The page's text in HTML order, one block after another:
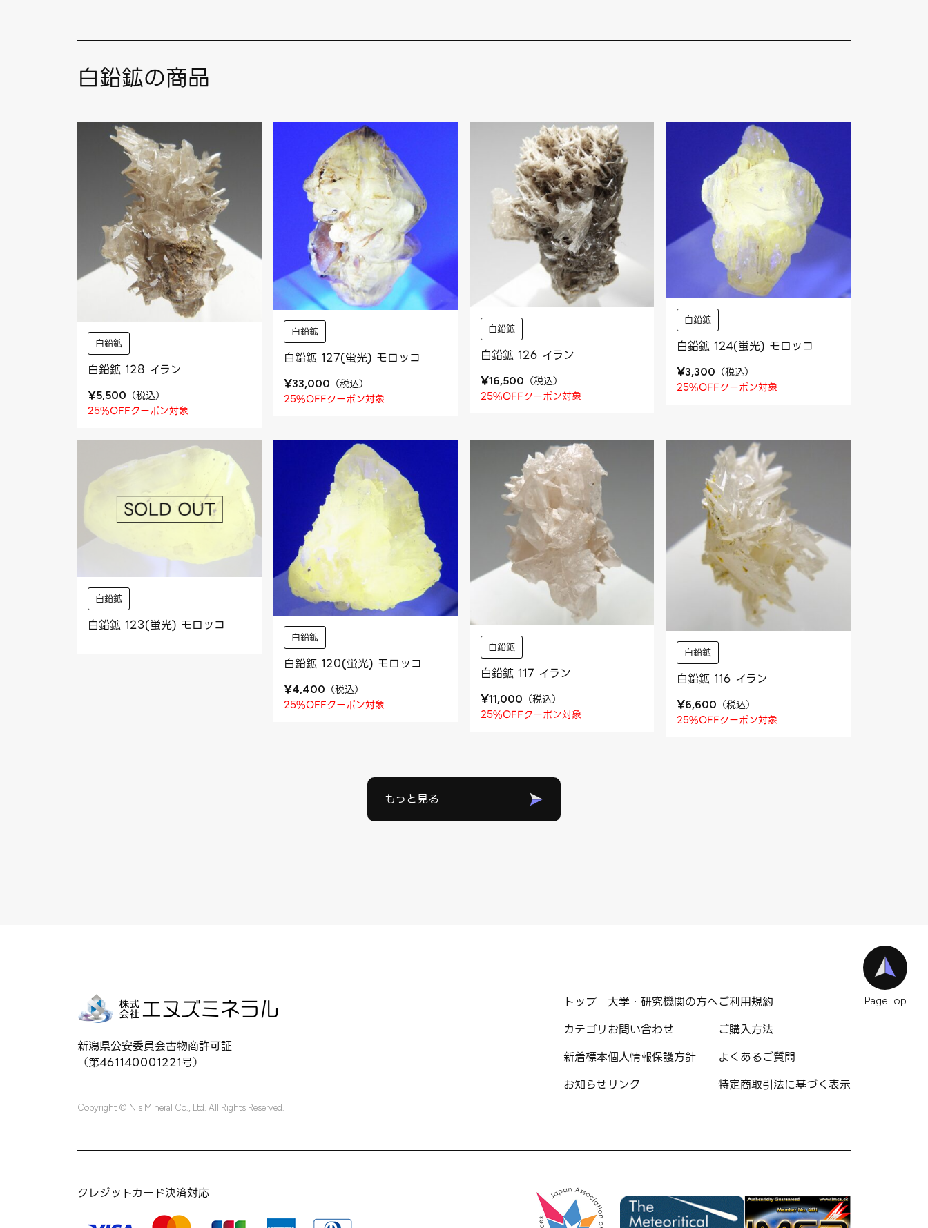
白鉛鉱の商品
白鉛鉱
白鉛鉱 128 イラン
¥5,500 （税込）
25%OFFクーポン対象
白鉛鉱
白鉛鉱 127(蛍光) モロッコ
¥33,000 （税込）
25%OFFクーポン対象
白鉛鉱
白鉛鉱 126 イラン
¥16,500 （税込）
25%OFFクーポン対象
白鉛鉱
白鉛鉱 124(蛍光) モロッコ
¥3,300 （税込）
25%OFFクーポン対象
白鉛鉱
白鉛鉱 123(蛍光) モロッコ
白鉛鉱
白鉛鉱 120(蛍光) モロッコ
¥4,400 （税込）
25%OFFクーポン対象
白鉛鉱
白鉛鉱 117 イラン
¥11,000 （税込）
25%OFFクーポン対象
白鉛鉱
白鉛鉱 116 イラン
¥6,600 （税込）
25%OFFクーポン対象
もっと見る
PageTop
新潟県公安委員会古物商許可証
（第461140001221号）
Copyright © N's Mineral Co., Ltd. All Rights Reserved.
トップ
カテゴリ
新着標本
お知らせ
大学・研究機関の方へ
お問い合わせ
個人情報保護方針
リンク
ご利用規約
ご購入方法
よくあるご質問
特定商取引法に基づく表示
クレジットカード決済対応